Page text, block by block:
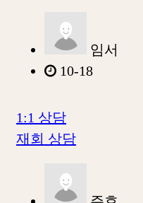
임서
10-18
1:1 상담
재회 상담